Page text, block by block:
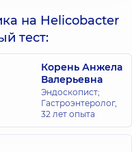
на Helicobacter
тест:
Корень Анжела
Валерьевна
Эндоскопист;
Гастроэнтеролог,
32 лет опыта